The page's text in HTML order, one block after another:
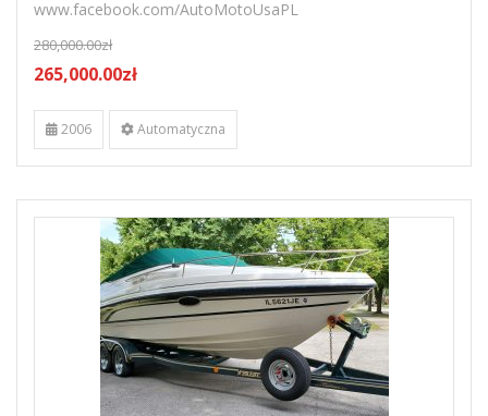
www.facebook.com/AutoMotoUsaPL
280,000.00zł
265,000.00zł
2006 Automatyczna